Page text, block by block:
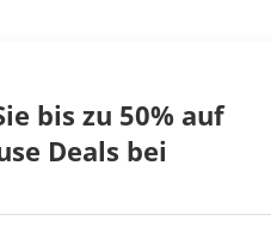
bis zu 50% auf
Deals bei